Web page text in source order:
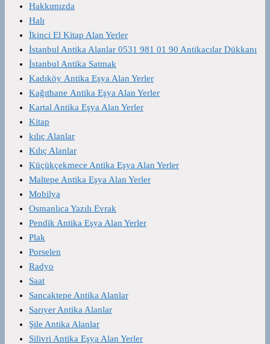
Hakkımızda
Halı
İkinci El Kitap Alan Yerler
İstanbul Antika Alanlar 0531 981 01 90 Antikacılar Dükkanı
İstanbul Antika Satmak
Kadıköy Antika Eşya Alan Yerler
Kağıthane Antika Eşya Alan Yerler
Kartal Antika Eşya Alan Yerler
Kitap
kılıç Alanlar
Kılıç Alanlar
Küçükçekmece Antika Eşya Alan Yerler
Maltepe Antika Eşya Alan Yerler
Mobilya
Osmanlıca Yazılı Evrak
Pendik Antika Eşya Alan Yerler
Plak
Porselen
Radyo
Saat
Sancaktepe Antika Alanlar
Sarıyer Antika Alanlar
Şile Antika Alanlar
Silivri Antika Eşya Alan Yerler